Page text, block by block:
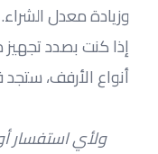
وزيادة معدل الشراء.
أنواع الأرفف، ستجد